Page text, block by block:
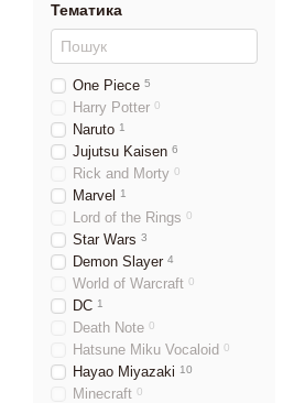
Тематика
One Piece 5
Harry Potter 0
Naruto 1
Jujutsu Kaisen 6
Rick and Morty 0
Marvel 1
Lord of the Rings 0
Star Wars 3
Demon Slayer 4
World of Warcraft 0
DC 1
Death Note 0
Hatsune Miku Vocaloid 0
Hayao Miyazaki 10
Minecraft 0